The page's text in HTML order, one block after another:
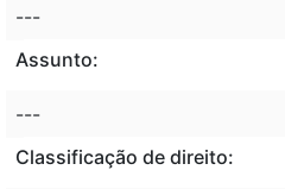
---
Assunto:
---
Classificação de direito: